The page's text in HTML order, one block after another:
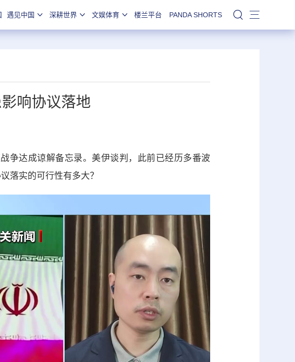
遇见中国 深耕世界 文娱体育 楼兰平台 PANDA SHORTS 站内搜索
响协议落地
达成谅解备忘录。美伊谈判，此前已经历多番波
落实的可行性有多大？